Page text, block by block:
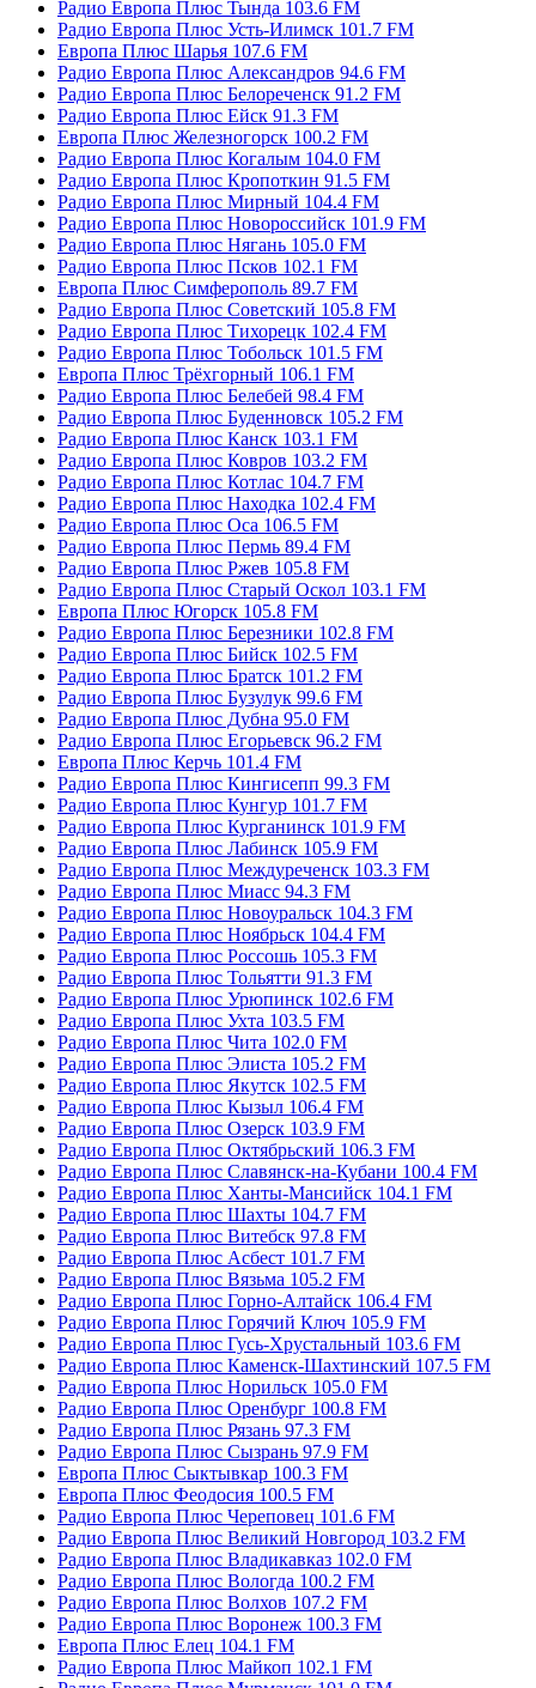
Радио Европа Плюс Тында 103.6 FM
Радио Европа Плюс Усть-Илимск 101.7 FM
Европа Плюс Шарья 107.6 FM
Радио Европа Плюс Александров 94.6 FM
Радио Европа Плюс Белореченск 91.2 FM
Радио Европа Плюс Ейск 91.3 FM
Европа Плюс Железногорск 100.2 FM
Радио Европа Плюс Когалым 104.0 FM
Радио Европа Плюс Кропоткин 91.5 FM
Радио Европа Плюс Мирный 104.4 FM
Радио Европа Плюс Новороссийск 101.9 FM
Радио Европа Плюс Нягань 105.0 FM
Радио Европа Плюс Псков 102.1 FM
Европа Плюс Симферополь 89.7 FM
Радио Европа Плюс Советский 105.8 FM
Радио Европа Плюс Тихорецк 102.4 FM
Радио Европа Плюс Тобольск 101.5 FM
Европа Плюс Трёхгорный 106.1 FM
Радио Европа Плюс Белебей 98.4 FM
Радио Европа Плюс Буденновск 105.2 FM
Радио Европа Плюс Канск 103.1 FM
Радио Европа Плюс Ковров 103.2 FM
Радио Европа Плюс Котлас 104.7 FM
Радио Европа Плюс Находка 102.4 FM
Радио Европа Плюс Оса 106.5 FM
Радио Европа Плюс Пермь 89.4 FM
Радио Европа Плюс Ржев 105.8 FM
Радио Европа Плюс Старый Оскол 103.1 FM
Европа Плюс Югорск 105.8 FM
Радио Европа Плюс Березники 102.8 FM
Радио Европа Плюс Бийск 102.5 FM
Радио Европа Плюс Братск 101.2 FM
Радио Европа Плюс Бузулук 99.6 FM
Радио Европа Плюс Дубна 95.0 FM
Радио Европа Плюс Егорьевск 96.2 FM
Европа Плюс Керчь 101.4 FM
Радио Европа Плюс Кингисепп 99.3 FM
Радио Европа Плюс Кунгур 101.7 FM
Радио Европа Плюс Курганинск 101.9 FM
Радио Европа Плюс Лабинск 105.9 FM
Радио Европа Плюс Междуреченск 103.3 FM
Радио Европа Плюс Миасс 94.3 FM
Радио Европа Плюс Новоуральск 104.3 FM
Радио Европа Плюс Ноябрьск 104.4 FM
Радио Европа Плюс Россошь 105.3 FM
Радио Европа Плюс Тольятти 91.3 FM
Радио Европа Плюс Урюпинск 102.6 FM
Радио Европа Плюс Ухта 103.5 FM
Радио Европа Плюс Чита 102.0 FM
Радио Европа Плюс Элиста 105.2 FM
Радио Европа Плюс Якутск 102.5 FM
Радио Европа Плюс Кызыл 106.4 FM
Радио Европа Плюс Озерск 103.9 FM
Радио Европа Плюс Октябрьский 106.3 FM
Радио Европа Плюс Славянск-на-Кубани 100.4 FM
Радио Европа Плюс Ханты-Мансийск 104.1 FM
Радио Европа Плюс Шахты 104.7 FM
Радио Европа Плюс Витебск 97.8 FM
Радио Европа Плюс Асбест 101.7 FM
Радио Европа Плюс Вязьма 105.2 FM
Радио Европа Плюс Горно-Алтайск 106.4 FM
Радио Европа Плюс Горячий Ключ 105.9 FM
Радио Европа Плюс Гусь-Хрустальный 103.6 FM
Радио Европа Плюс Каменск-Шахтинский 107.5 FM
Радио Европа Плюс Норильск 105.0 FM
Радио Европа Плюс Оренбург 100.8 FM
Радио Европа Плюс Рязань 97.3 FM
Радио Европа Плюс Сызрань 97.9 FM
Европа Плюс Сыктывкар 100.3 FM
Европа Плюс Феодосия 100.5 FM
Радио Европа Плюс Череповец 101.6 FM
Радио Европа Плюс Великий Новгород 103.2 FM
Радио Европа Плюс Владикавказ 102.0 FM
Радио Европа Плюс Вологда 100.2 FM
Радио Европа Плюс Волхов 107.2 FM
Радио Европа Плюс Воронеж 100.3 FM
Европа Плюс Елец 104.1 FM
Радио Европа Плюс Майкоп 102.1 FM